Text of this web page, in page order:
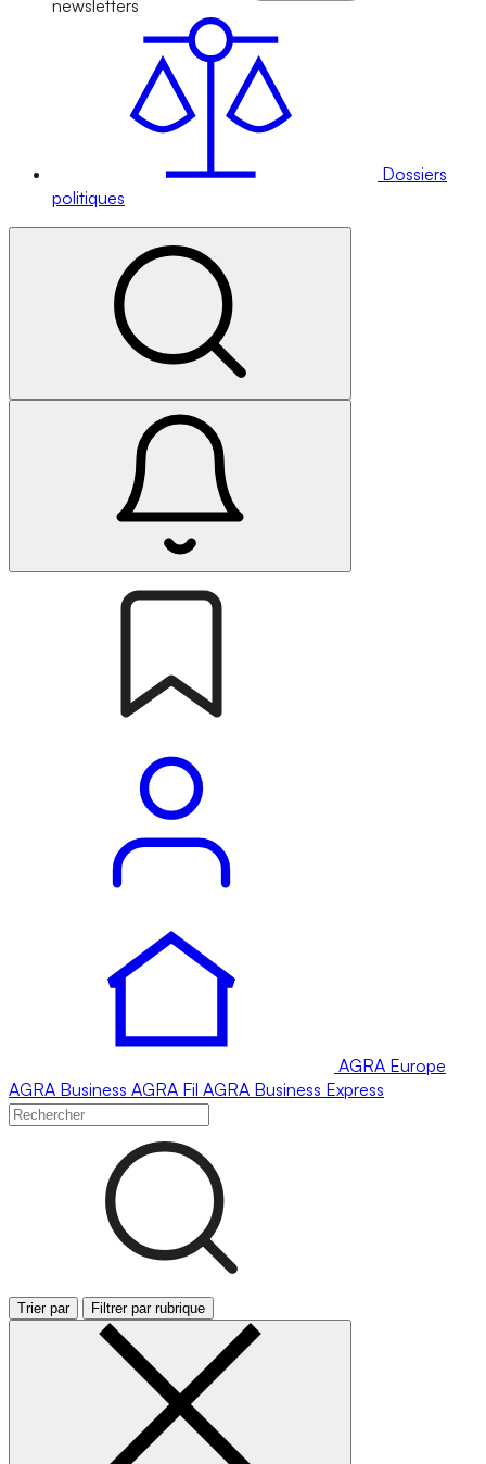
newsletters
Dossiers
politiques
AGRA Europe
AGRA Business AGRA Fil AGRA Business Express
Trier par Filtrer par rubrique